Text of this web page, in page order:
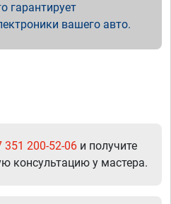
гарантирует
вашего авто.
351 200-52-06 и получите
консультацию у мастера.